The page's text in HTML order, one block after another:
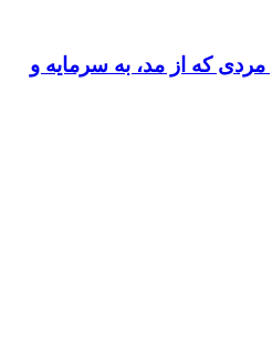
که از مد، به سرمایه و